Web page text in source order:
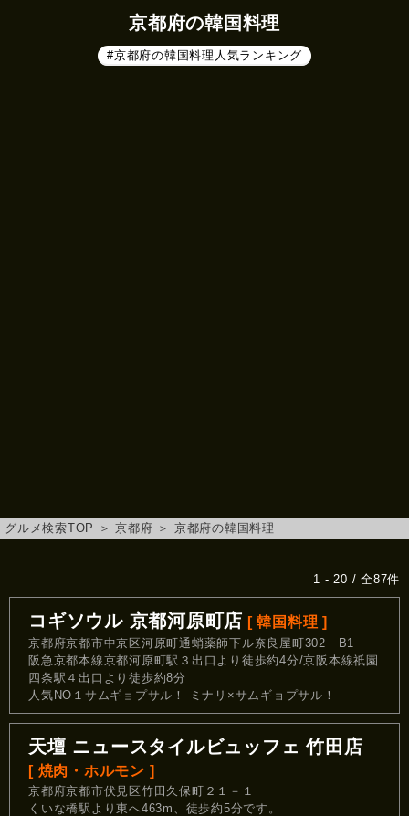
京都府の韓国料理
#京都府の韓国料理人気ランキング
グルメ検索TOP ＞京都府 ＞ 京都府の韓国料理
1 - 20 / 全87件
コギソウル 京都河原町店 [ 韓国料理 ]
京都府京都市中京区河原町通蛸薬師下ル奈良屋町302 B1
阪急京都本線京都河原町駅３出口より徒歩約4分/京阪本線祇園
四条駅４出口より徒歩約8分
人気NO１サムギョプサル！ ミナリ×サムギョプサル！
天壇 ニュースタイルビュッフェ 竹田店
[ 焼肉・ホルモン ]
京都府京都市伏見区竹田久保町２１－１
くいな橋駅より東へ463m、徒歩約5分です。